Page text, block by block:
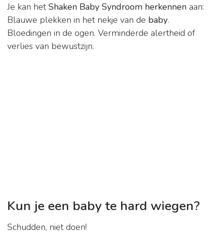
Je kan hetShaken Baby Syndroom herkennen aan:
Blauwe plekken in het nekje van de baby.
Bloedingen in de ogen. Verminderde alertheid of
verlies van bewustzijn.
Kun je een baby te hard wiegen?
Schudden, niet doen!